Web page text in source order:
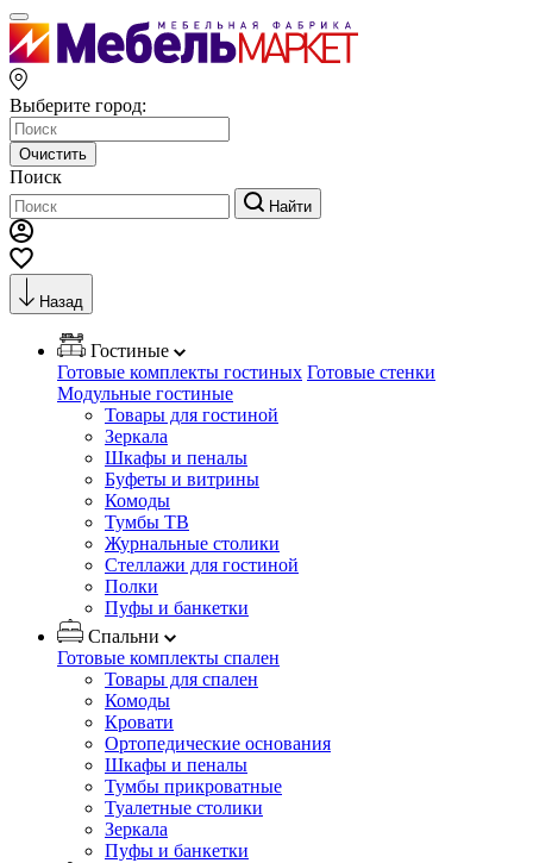
Выберите город:
Очистить
Поиск
Найти
Назад
Гостиные
Готовые комплекты гостиных Готовые стенки
Модульные гостиные
Товары для гостиной
Зеркала
Шкафы и пеналы
Буфеты и витрины
Комоды
Тумбы ТВ
Журнальные столики
Стеллажи для гостиной
Полки
Пуфы и банкетки
Спальни
Готовые комплекты спален
Товары для спален
Комоды
Кровати
Ортопедические основания
Шкафы и пеналы
Тумбы прикроватные
Туалетные столики
Зеркала
Пуфы и банкетки